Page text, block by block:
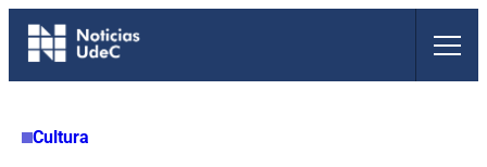
Saltar
Cultura